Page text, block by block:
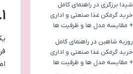
۱. سامانه پیامکی؛ سریع، مستقیم و مناسب تبلیغات منطقه‌ای
شیدا برزگری در راهنمای کامل
خرید گرمکن غذا صنعتی و اداری
+ مقایسه مدل ها و ظرفیت ها
روزبه شاهین در راهنمای کامل
خرید گرمکن غذا صنعتی و اداری
+ مقایسه مدل ها و ظرفیت ها